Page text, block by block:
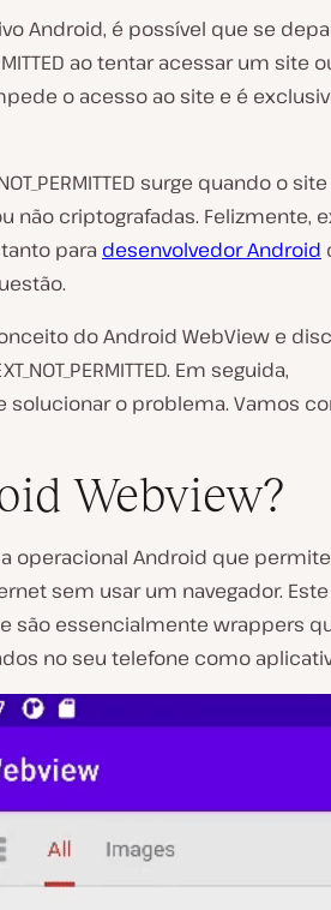
Android, é possível que se
ao tentar acessar um site
o acesso ao site e é
surge quando o
não criptografadas. Felizmente,
para desenvolvedor Android
do Android WebView e
Em seguida,
o problema. Vamos
Webview?
operacional Android que
sem usar um navegador.
são essencialmente wrappers
no seu telefone como